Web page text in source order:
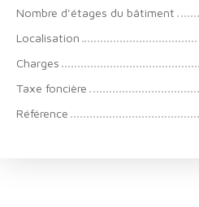
Nombre d'étages du bâtiment
Localisation
Charges
Taxe foncière
Référence